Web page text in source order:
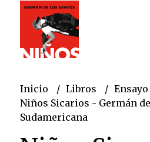
Inicio Libros
Ensayo
Niños Sicarios - Germán
Sudamericana